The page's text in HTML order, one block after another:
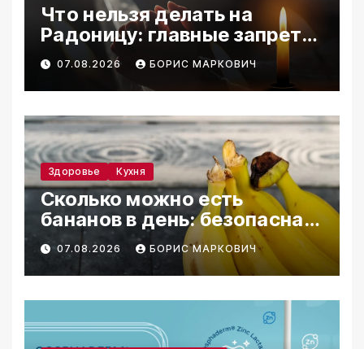
Что нельзя делать на
Радоницу: главные запреты
дня
07.08.2026 БОРИС МАРКОВИЧ
Здоровье Кухня
Сколько можно есть
бананов в день: безопасная
норма
07.08.2026 БОРИС МАРКОВИЧ